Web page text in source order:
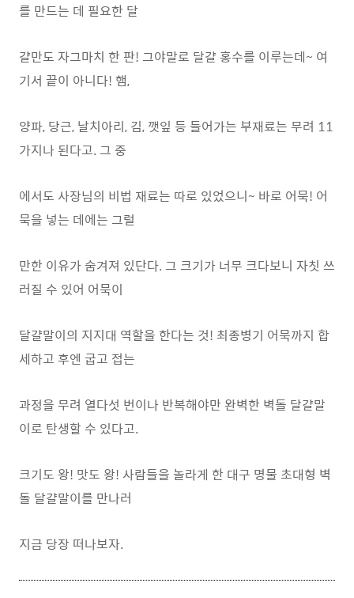
를 만드는 데 필요한 달
걀만도 자그마치 한 판! 그야말로 달걀 홍수를 이루는데~ 여
기서 끝이 아니다! 햄,
양파, 당근, 날치아리, 김, 깻잎 등 들어가는 부재료는 무려 11
가지나 된다고. 그 중
에서도 사장님의 비법 재료는 따로 있었으니~ 바로 어묵! 어
묵을 넣는 데에는 그럴
만한 이유가 숨겨져 있단다. 그 크기가 너무 크다보니 자칫 쓰
러질 수 있어 어묵이
달걀말이의 지지대 역할을 한다는 것! 최종병기 어묵까지 합
세하고 후엔 굽고 접는
과정을 무려 열다섯 번이나 반복해야만 완벽한 벽돌 달걀말
이로 탄생할 수 있다고.
크기도 왕! 맛도 왕! 사람들을 놀라게 한 대구 명물 초대형 벽
돌 달걀말이를 만나러
지금 당장 떠나보자.